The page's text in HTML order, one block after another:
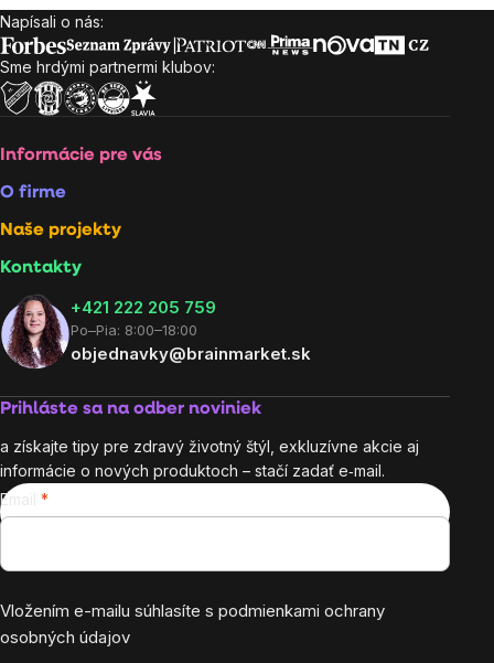
Zápätie
Napísali o nás:
Sme hrdými partnermi klubov:
Informácie pre vás
O firme
Naše projekty
Kontakty
+421 222 205 759
Po–Pia: 8:00–18:00
objednavky@brainmarket.sk
Prihláste sa na odber noviniek
a získajte tipy pre zdravý životný štýl, exkluzívne akcie aj
informácie o nových produktoch – stačí zadať e‑mail.
Email
Vložením e-mailu súhlasíte s podmienkami ochrany
osobných údajov